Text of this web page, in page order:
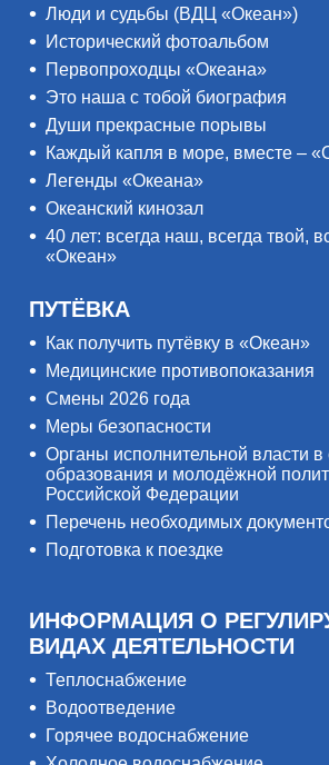
Люди и судьбы (ВДЦ «Океан»)
Исторический фотоальбом
Первопроходцы «Океана»
Это наша с тобой биография
Души прекрасные порывы
Каждый капля в море, вместе –
Легенды «Океана»
Океанский кинозал
40 лет: всегда наш, всегда твой,
«Океан»
ПУТЁВКА
Как получить путёвку в «Океан»
Медицинские противопоказания
Смены 2026 года
Меры безопасности
Органы исполнительной власти
образования и молодёжной
Российской Федерации
Перечень необходимых
Подготовка к поездке
ИНФОРМАЦИЯ О
ВИДАХ ДЕЯТЕЛЬНОСТИ
Теплоснабжение
Водоотведение
Горячее водоснабжение